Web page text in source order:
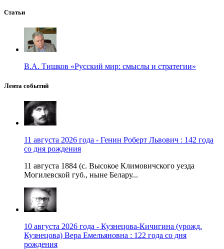
Статьи
В.А. Тишков «Русский мир: смыслы и стратегии»
Лента событий
11 августа 2026 года - Генин Роберт Львович : 142 года
со дня рождения
11 августа 1884 (с. Высокое Климовичского уезда
Могилевской губ., ныне Белару...
10 августа 2026 года - Кузнецова-Кичигина (урожд.
Кузнецова) Вера Емельяновна : 122 года со дня
рождения